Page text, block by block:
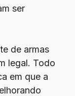
ser
de armas
legal. Todo
em que a